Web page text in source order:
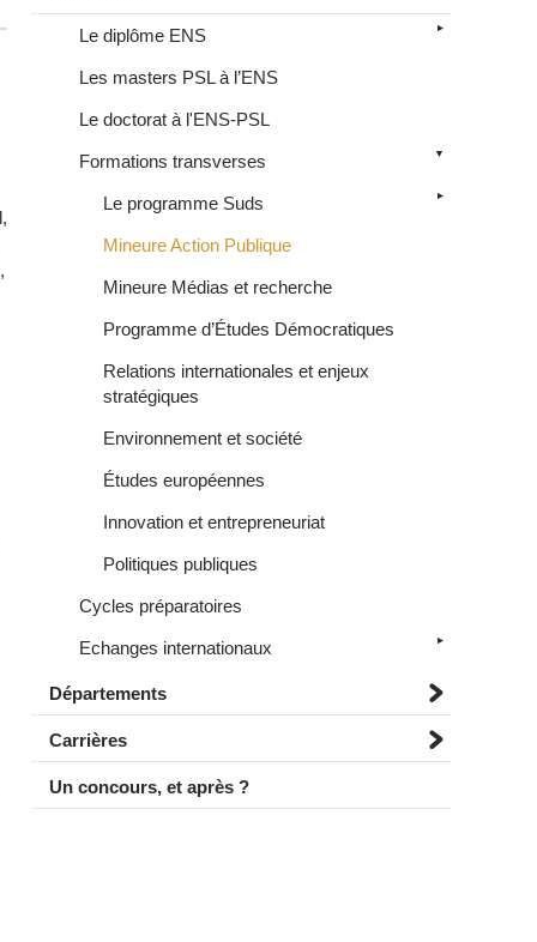
Le diplôme ENS
Les masters PSL à l’ENS
Le doctorat à l'ENS-PSL
Formations transverses
Le programme Suds
Mineure Action Publique
Mineure Médias et recherche
Programme d’Études Démocratiques
Relations internationales et enjeux
stratégiques
Environnement et société
Études européennes
Innovation et entrepreneuriat
Politiques publiques
Cycles préparatoires
Echanges internationaux
Départements
Carrières
Un concours, et après ?